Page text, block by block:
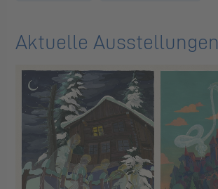
Aktuelle Ausstellungen